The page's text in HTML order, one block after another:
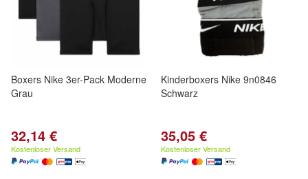
Boxers Nike 3er-Pack Moderne
Grau
32,14 €
Kostenloser Versand
Kinderboxers Nike 9n0846
Schwarz
35,05 €
Kostenloser Versand